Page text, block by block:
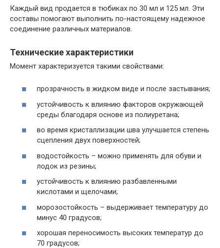
Каждый вид продается в тюбиках по 30 мл и 125 мл. Эти
составы помогают выполнить по-настоящему надежное
соединение различных материалов.
Технические характеристики
Момент характеризуется такими свойствами:
прозрачность в жидком виде и после застывания;
устойчивость к влиянию факторов окружающей
среды благодаря основе из полиуретана;
во время кристаллизации шва улучшается степень
сцепления двух поверхностей;
водостойкость – можно применять для обуви и
лодок из резины;
устойчивость к влиянию разбавленными
кислотами и щелочами;
морозостойкость – выдерживает температуру до
минус 40 градусов;
хорошая переносимость высоких температур до
70 градусов;